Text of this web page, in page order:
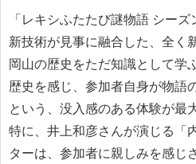
「レキシふたたび謎物語 シー
新技術が見事に融合した、全く
岡山の歴史をただ知識として学
歴史を感じ、参加者自身が物語
という、没入感のある体験が最
特に、井上和彦さんが演じる「
ターは、参加者に親しみを感じ